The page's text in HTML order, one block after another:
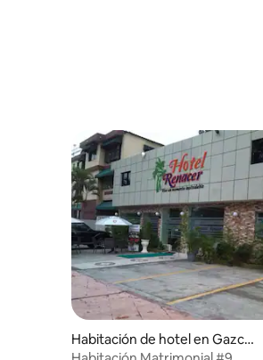
Habitación de hotel en Gazcu
e